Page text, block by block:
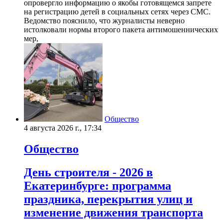
опровергло информацию о якобы готовящемся запрете
на регистрацию детей в социальных сетях через СМС.
Ведомство пояснило, что журналисты неверно
истолковали нормы второго пакета антимошеннических
мер,
Общество
4 августа 2026 г., 17:34
Общество
День строителя - 2026 в
Екатеринбурге: программа
праздника, перекрытия улиц и
изменение движения транспорта